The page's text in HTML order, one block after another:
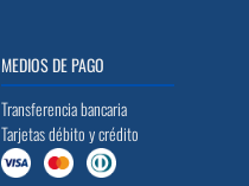
MEDIOS DE PAGO
Transferencia bancaria
Tarjetas débito y crédito